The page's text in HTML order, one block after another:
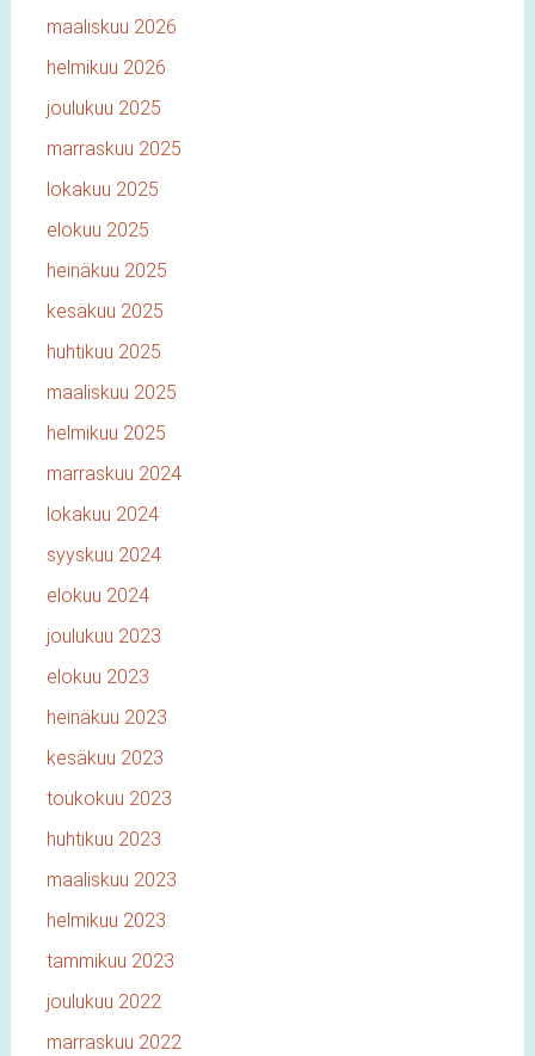
maaliskuu 2026
helmikuu 2026
joulukuu 2025
marraskuu 2025
lokakuu 2025
elokuu 2025
heinäkuu 2025
kesäkuu 2025
huhtikuu 2025
maaliskuu 2025
helmikuu 2025
marraskuu 2024
lokakuu 2024
syyskuu 2024
elokuu 2024
joulukuu 2023
elokuu 2023
heinäkuu 2023
kesäkuu 2023
toukokuu 2023
huhtikuu 2023
maaliskuu 2023
helmikuu 2023
tammikuu 2023
joulukuu 2022
marraskuu 2022